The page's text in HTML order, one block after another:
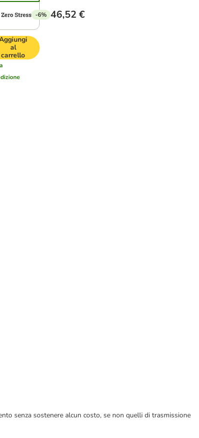
-6% 46,52 €
al
carrello
senza sostenere alcun costo, se non quelli di trasmissione